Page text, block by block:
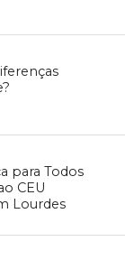
para Todos
CEU
Lourdes